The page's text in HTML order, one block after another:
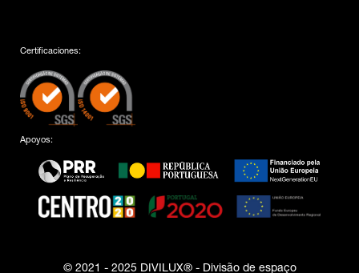
Certificaciones:
Apoyos:
© 2021 - 2025 DIVILUX® - Divisão de espaço